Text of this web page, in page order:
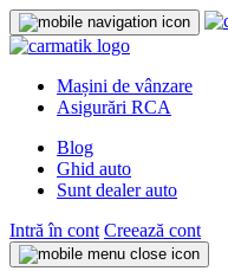
Mașini de vânzare
Asigurări RCA
Blog
Ghid auto
Sunt dealer auto
Intră în cont Creează cont